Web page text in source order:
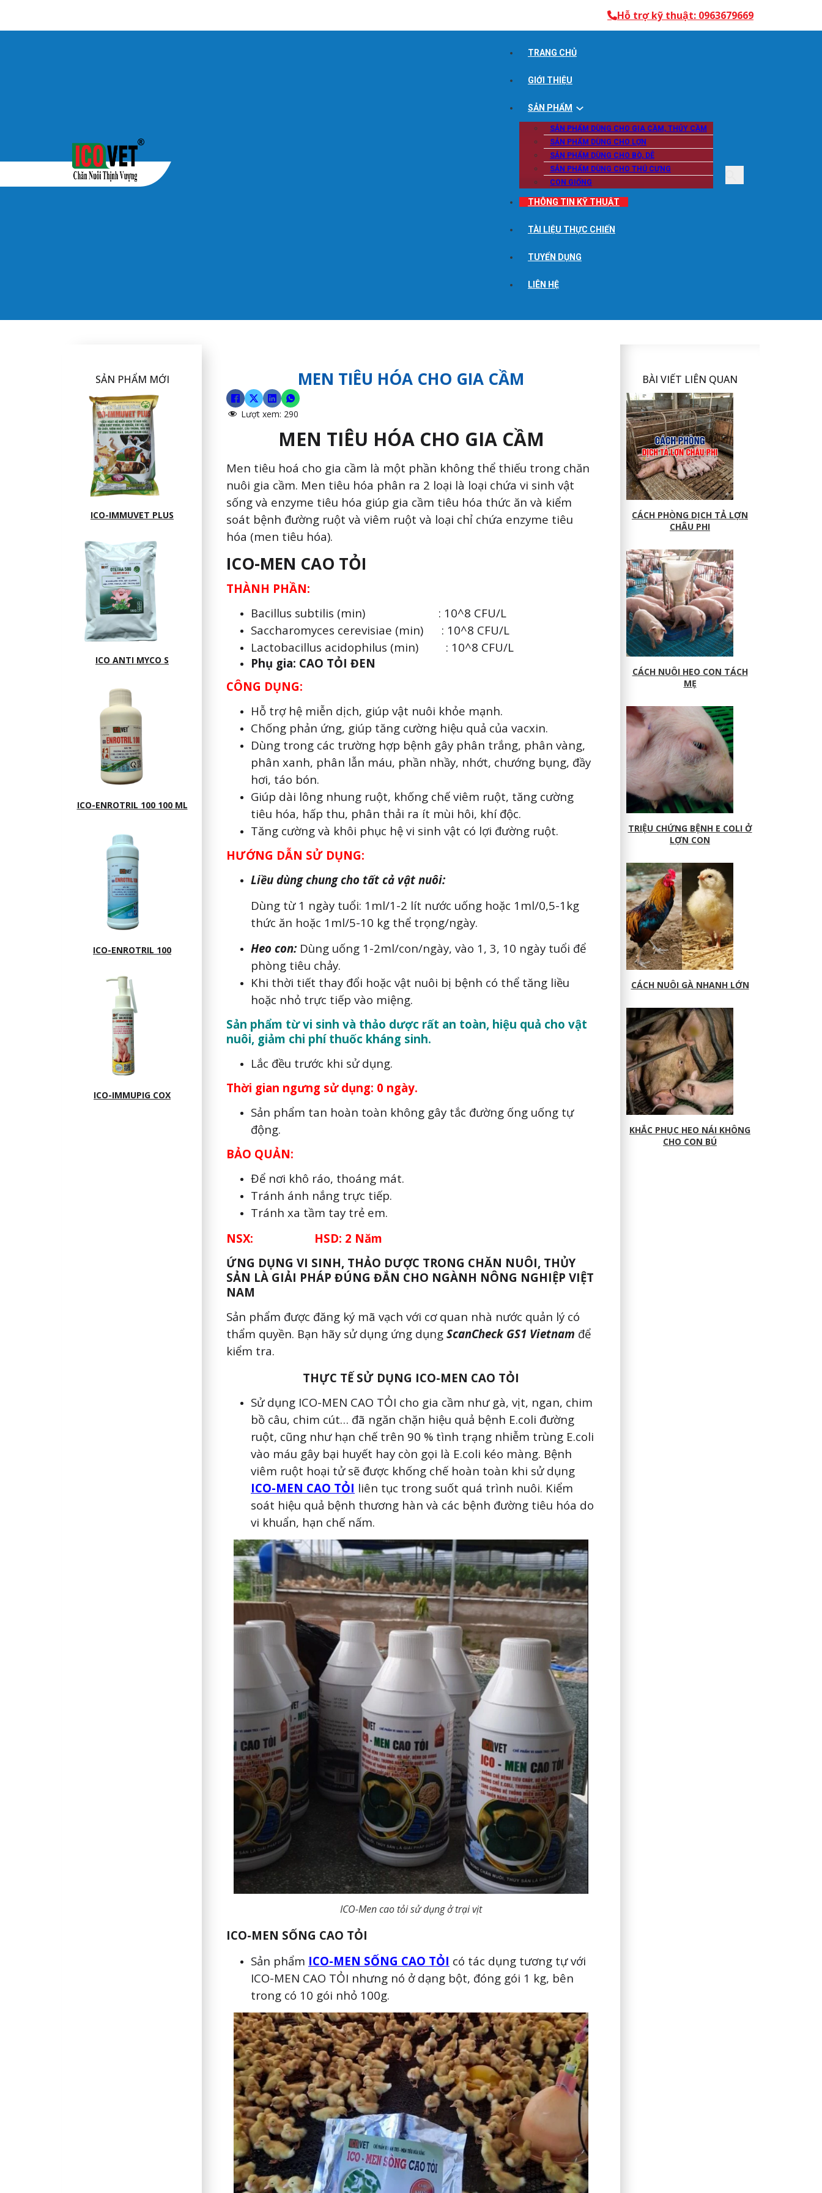
Hỗ trợ kỹ thuật: 0963679669
TRANG CHỦ
GIỚI THIỆU
SẢN PHẨM
SẢN PHẨM DÙNG CHO GIA CẦM, THỦY CẦM
SẢN PHẨM DÙNG CHO LỢN
SẢN PHẨM DÙNG CHO BÒ, DÊ
SẢN PHẨM DÙNG CHO THÚ CƯNG
CON GIỐNG
THÔNG TIN KỸ THUẬT
TÀI LIỆU THỰC CHIẾN
TUYỂN DỤNG
LIÊN HỆ
SẢN PHẨM MỚI
ICO-IMMUVET PLUS
ICO ANTI MYCO S
ICO-ENROTRIL 100 100 ML
ICO-ENROTRIL 100
ICO-IMMUPIG COX
MEN TIÊU HÓA CHO GIA CẦM
Lượt xem: 290
MEN TIÊU HÓA CHO GIA CẦM
Men tiêu hoá cho gia cầm là một phần không thể thiếu trong chăn
nuôi gia cầm. Men tiêu hóa phân ra 2 loại là loại chứa vi sinh vật
sống và enzyme tiêu hóa giúp gia cầm tiêu hóa thức ăn và kiểm
soát bệnh đường ruột và viêm ruột và loại chỉ chứa enzyme tiêu
hóa (men tiêu hóa).
ICO-MEN CAO TỎI
THÀNH PHẦN:
Bacillus subtilis (min) : 10^8 CFU/L
Saccharomyces cerevisiae (min) : 10^8 CFU/L
Lactobacillus acidophilus (min) : 10^8 CFU/L
Phụ gia: CAO TỎI ĐEN
CÔNG DỤNG:
Hỗ trợ hệ miễn dịch, giúp vật nuôi khỏe mạnh.
Chống phản ứng, giúp tăng cường hiệu quả của vacxin.
Dùng trong các trường hợp bệnh gây phân trắng, phân vàng,
phân xanh, phân lẫn máu, phần nhầy, nhớt, chướng bụng, đầy
hơi, táo bón.
Giúp dài lông nhung ruột, khống chế viêm ruột, tăng cường
tiêu hóa, hấp thu, phân thải ra ít mùi hôi, khí độc.
Tăng cường và khôi phục hệ vi sinh vật có lợi đường ruột.
HƯỚNG DẪN SỬ DỤNG:
Liều dùng chung cho tất cả vật nuôi:
Dùng từ 1 ngày tuổi: 1ml/1-2 lít nước uống hoặc 1ml/0,5-1kg
thức ăn hoặc 1ml/5-10 kg thể trọng/ngày.
Heo con: Dùng uống 1-2ml/con/ngày, vào 1, 3, 10 ngày tuổi để
phòng tiêu chảy.
Khi thời tiết thay đổi hoặc vật nuôi bị bệnh có thể tăng liều
hoặc nhỏ trực tiếp vào miệng.
Sản phẩm từ vi sinh và thảo dược rất an toàn, hiệu quả cho vật
nuôi, giảm chi phí thuốc kháng sinh.
Lắc đều trước khi sử dụng.
Thời gian ngưng sử dụng: 0 ngày.
Sản phẩm tan hoàn toàn không gây tắc đường ống uống tự
động.
BẢO QUẢN:
Để nơi khô ráo, thoáng mát.
Tránh ánh nắng trực tiếp.
Tránh xa tầm tay trẻ em.
NSX: HSD: 2 Năm
ỨNG DỤNG VI SINH, THẢO DƯỢC TRONG CHĂN NUÔI, THỦY
SẢN LÀ GIẢI PHÁP ĐÚNG ĐẮN CHO NGÀNH NÔNG NGHIỆP VIỆT
NAM
Sản phẩm được đăng ký mã vạch với cơ quan nhà nước quản lý có
thẩm quyền. Bạn hãy sử dụng ứng dụng ScanCheck GS1 Vietnam để
kiểm tra.
THỰC TẾ SỬ DỤNG ICO-MEN CAO TỎI
Sử dụng ICO-MEN CAO TỎI cho gia cầm như gà, vịt, ngan, chim
bồ câu, chim cút… đã ngăn chặn hiệu quả bệnh E.coli đường
ruột, cũng như hạn chế trên 90 % tình trạng nhiễm trùng E.coli
vào máu gây bại huyết hay còn gọi là E.coli kéo màng. Bệnh
viêm ruột hoại tử sẽ được khống chế hoàn toàn khi sử dụng
ICO-MEN CAO TỎI liên tục trong suốt quá trình nuôi. Kiểm
soát hiệu quả bệnh thương hàn và các bệnh đường tiêu hóa do
vi khuẩn, hạn chế nấm.
ICO-Men cao tỏi sử dụng ở trại vịt
ICO-MEN SỐNG CAO TỎI
Sản phẩm ICO-MEN SỐNG CAO TỎI có tác dụng tương tự với
ICO-MEN CAO TỎI nhưng nó ở dạng bột, đóng gói 1 kg, bên
trong có 10 gói nhỏ 100g.
BÀI VIẾT LIÊN QUAN
CÁCH PHÒNG DỊCH TẢ LỢN
CHÂU PHI
CÁCH NUÔI HEO CON TÁCH
MẸ
TRIỆU CHỨNG BỆNH E COLI Ở
LỢN CON
CÁCH NUÔI GÀ NHANH LỚN
KHẮC PHỤC HEO NÁI KHÔNG
CHO CON BÚ
Họ và tên
Email
Số điện thoại
GỬI THÔNG TIN